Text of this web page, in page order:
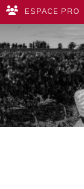
ESPACE PRO